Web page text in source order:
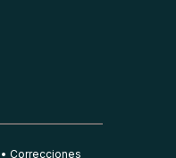
Correcciones